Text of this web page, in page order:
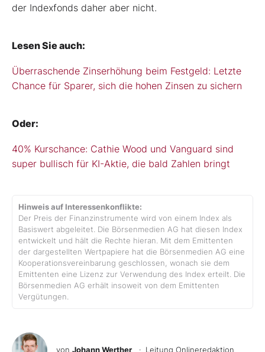
der Indexfonds daher aber nicht.
Lesen Sie auch:
Überraschende Zinserhöhung beim Festgeld: Letzte
Chance für Sparer, sich die hohen Zinsen zu sichern
Oder:
40% Kurschance: Cathie Wood und Vanguard sind
super bullisch für KI-Aktie, die bald Zahlen bringt
Hinweis auf Interessenkonflikte:
Der Preis der Finanzinstrumente wird von einem Index als
Basiswert abgeleitet. Die Börsenmedien AG hat diesen Index
entwickelt und hält die Rechte hieran. Mit dem Emittenten
der dargestellten Wertpapiere hat die Börsenmedien AG eine
Kooperationsvereinbarung geschlossen, wonach sie dem
Emittenten eine Lizenz zur Verwendung des Index erteilt. Die
Börsenmedien AG erhält insoweit von dem Emittenten
Vergütungen.
von Johann Werther · Leitung Onlineredaktion